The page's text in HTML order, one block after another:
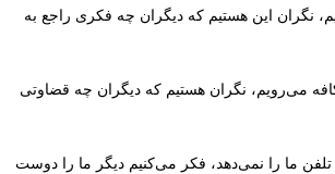
نگران این هستیم که دیگران چه فکری راجع به
کافه می‌رویم، نگران هستیم که دیگران چه قضاوتی
ما را نمی‌دهد، فکر می‌کنیم دیگر ما را دوست